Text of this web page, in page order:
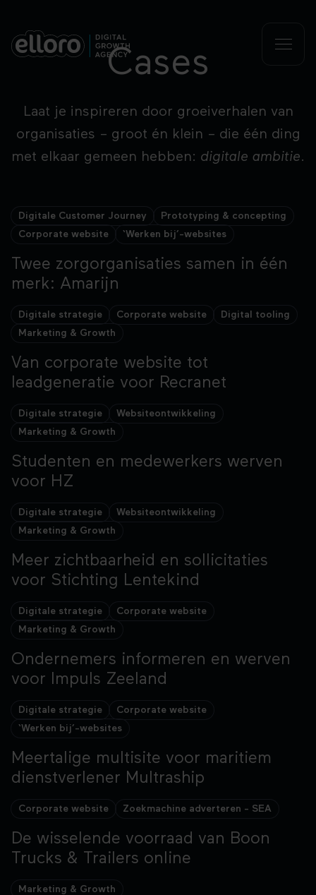
Cases
Laat je inspireren door groeiverhalen van
organisaties – groot én klein – die één ding
met elkaar gemeen hebben: digitale ambitie.
Digitale Customer Journey
Prototyping & concepting
Corporate website
‘Werken bij’-websites
Twee zorgorganisaties samen in één
merk: Amarijn
Digitale strategie Corporate website
Digital tooling
Marketing & Growth
Van corporate website tot
leadgeneratie voor Recranet
Digitale strategie
Websiteontwikkeling
Marketing & Growth
Studenten en medewerkers werven
voor HZ
Digitale strategie
Websiteontwikkeling
Marketing & Growth
Meer zichtbaarheid en sollicitaties
voor Stichting Lentekind#1 Zoekresultaten positie
Digitale strategie
Corporate website
Marketing & Growth
Ondernemers informeren en werven
voor Impuls Zeeland
Digitale strategie
Corporate website
‘Werken bij’-websites
Meertalige multisite voor maritiem
dienstverlener Multraship
Corporate website Zoekmachine adverteren - SEA
De wisselende voorraad van Boon
Trucks & Trailers online150+ Gem. leads p/m
Marketing & Growth